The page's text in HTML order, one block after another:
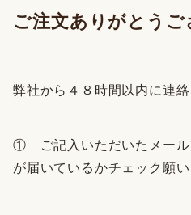
ご注文ありがとうご
弊社から４８時間以内に連
① ご記入いただいたメール
が届いているかチェック願い